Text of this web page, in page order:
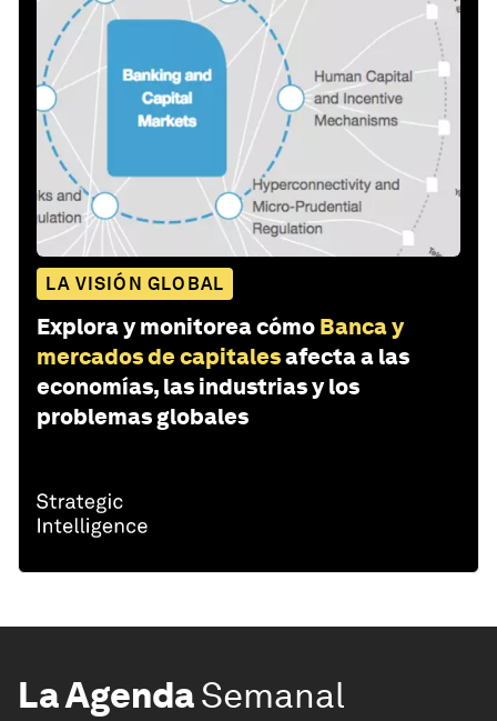
LA VISIÓN GLOBAL
Explora y monitorea cómo Banca y
mercados de capitalesafecta a las
economías, las industrias y los
problemas globales
La AgendaSemanal